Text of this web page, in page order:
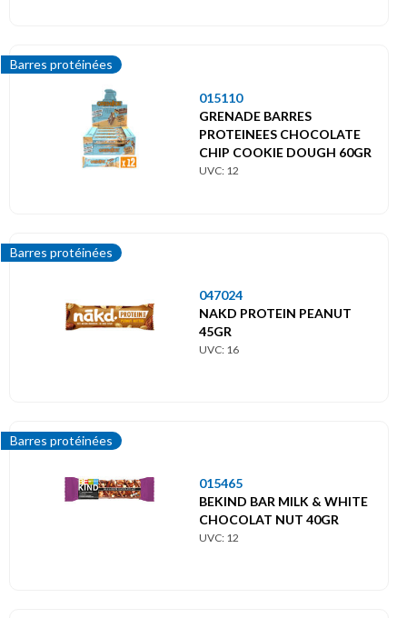
Barres protéinées
015110
GRENADE BARRES
PROTEINEES CHOCOLATE
CHIP COOKIE DOUGH 60GR
UVC: 12
Barres protéinées
047024
NAKD PROTEIN PEANUT
45GR
UVC: 16
Barres protéinées
015465
BEKIND BAR MILK & WHITE
CHOCOLAT NUT 40GR
UVC: 12